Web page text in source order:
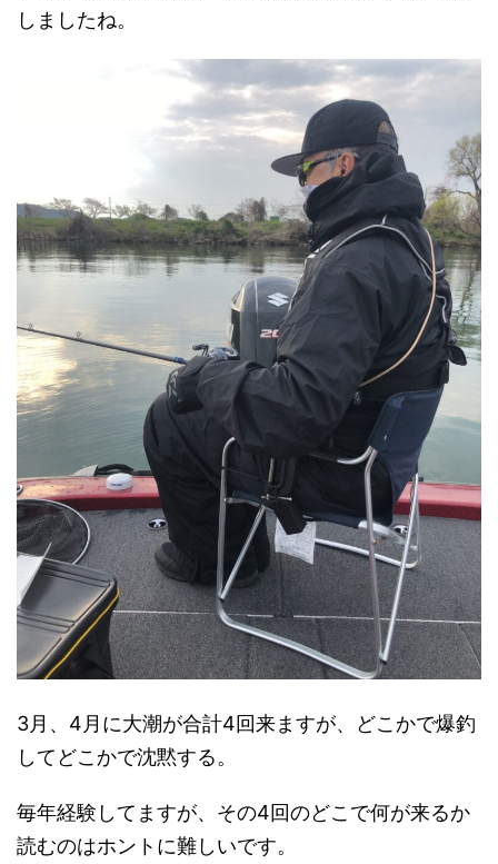
しましたね。
3月、4月に大潮が合計4回来ますが、どこかで爆釣
してどこかで沈黙する。
毎年経験してますが、その4回のどこで何が来るか
読むのはホントに難しいです。